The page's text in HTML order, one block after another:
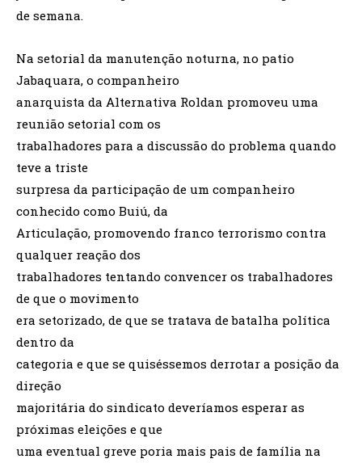
de semana.
Na setorial da manutenção noturna, no patio
Jabaquara, o companheiro
anarquista da Alternativa Roldan promoveu uma
reunião setorial com os
trabalhadores para a discussão do problema quando
teve a triste
surpresa da participação de um companheiro
conhecido como Buiú, da
Articulação, promovendo franco terrorismo contra
qualquer reação dos
trabalhadores tentando convencer os trabalhadores
de que o movimento
era setorizado, de que se tratava de batalha política
dentro da
categoria e que se quiséssemos derrotar a posição da
direção
majoritária do sindicato deveríamos esperar as
próximas eleições e que
uma eventual greve poria mais pais de família na